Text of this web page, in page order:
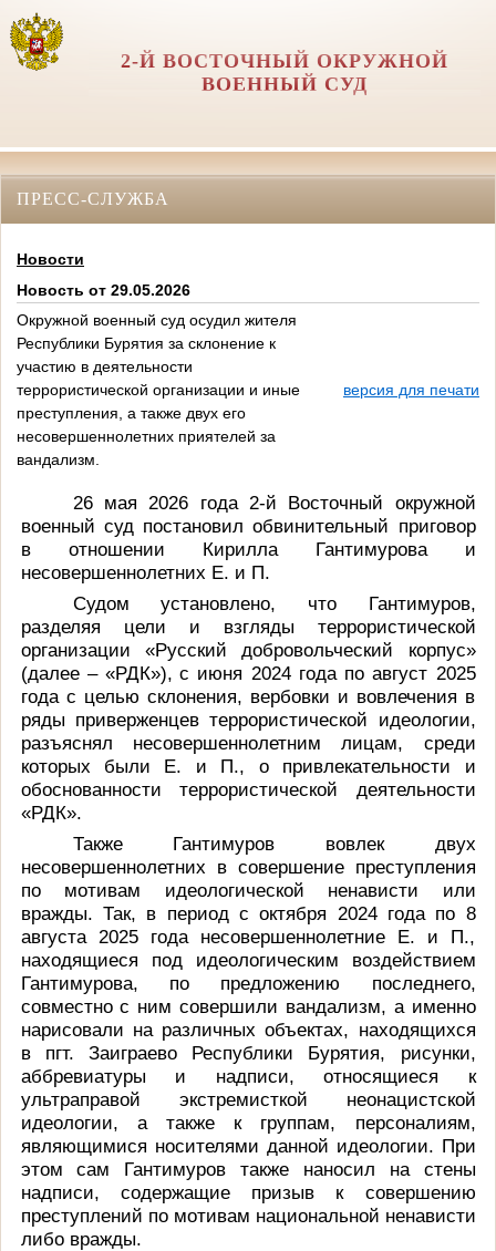
2-Й ВОСТОЧНЫЙ ОКРУЖНОЙ
ВОЕННЫЙ СУД
ПРЕСС-СЛУЖБА
Новости
Новость от 29.05.2026
Окружной военный суд осудил жителя
Республики Бурятия за склонение к
участию в деятельности
террористической организации и иные
преступления, а также двух его
несовершеннолетних приятелей за
вандализм.
версия для печати
26 мая 2026 года 2-й Восточный окружной
военный суд постановил обвинительный приговор
в отношении Кирилла Гантимурова и
несовершеннолетних Е. и П.
Судом установлено, что Гантимуров,
разделяя цели и взгляды террористической
организации «Русский добровольческий корпус»
(далее – «РДК»), с июня 2024 года по август 2025
года с целью склонения, вербовки и вовлечения в
ряды приверженцев террористической идеологии,
разъяснял несовершеннолетним лицам, среди
которых были Е. и П., о привлекательности и
обоснованности террористической деятельности
«РДК».
Также Гантимуров вовлек двух
несовершеннолетних в совершение преступления
по мотивам идеологической ненависти или
вражды. Так, в период с октября 2024 года по 8
августа 2025 года несовершеннолетние Е. и П.,
находящиеся под идеологическим воздействием
Гантимурова, по предложению последнего,
совместно с ним совершили вандализм, а именно
нарисовали на различных объектах, находящихся
в пгт. Заиграево Республики Бурятия, рисунки,
аббревиатуры и надписи, относящиеся к
ультраправой экстремисткой неонацистской
идеологии, а также к группам, персоналиям,
являющимися носителями данной идеологии. При
этом сам Гантимуров также наносил на стены
надписи, содержащие призыв к совершению
преступлений по мотивам национальной ненависти
либо вражды.